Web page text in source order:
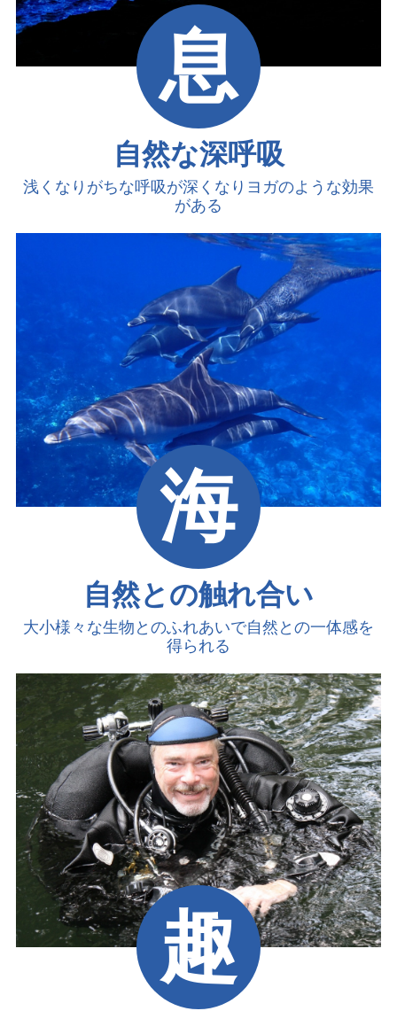
息
自然な深呼吸
浅くなりがちな呼吸が深くなり ヨガのような効果
がある
海
自然との触れ合い
大小様々な生物とのふれあいで自然との一体感を
得られる
趣